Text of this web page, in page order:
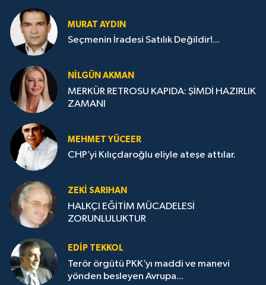
MURAT AYDIN
Seçmenin İradesi Satılık Değildir!...
NILGÜN AKMAN
MERKÜR RETROSU KAPIDA: ŞİMDİ HAZIRLIK
ZAMANI
MEHMET YÜCEER
CHP’yi Kılıçdaroğlu eliyle ateşe attılar.
ZEKI SARIHAN
HALKÇI EĞİTİM MÜCADELESİ
ZORUNLULUKTUR
EDIP TEKKOL
Terör örgütü PKK’yı maddi ve manevi
yönden besleyen Avrupa...